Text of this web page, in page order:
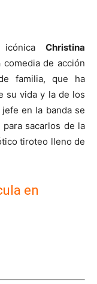
Christina
de acción
familia, que ha
su vida y la de los
en la banda se
sacarlos de la
tiroteo lleno de
en